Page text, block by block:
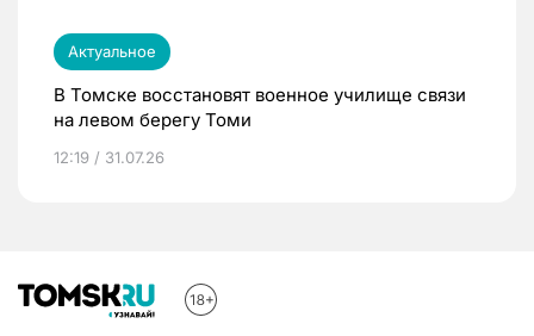
Актуальное
В Томске восстановят военное училище связи
на левом берегу Томи
12:19 / 31.07.26